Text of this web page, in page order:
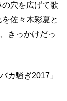
の穴を広げて歌
佐々木彩夏と
きっかけだっ
カ騒ぎ2017」